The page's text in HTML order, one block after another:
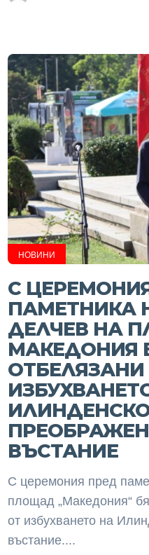
НОВИНИ
С
ПАМЕТНИКА
ДЕЛЧЕВ НА
МАКЕДОНИЯ
ОТБЕЛЯЗАНИ
ВЪСТАНИЕ
С церемония пред
площад „Македония“
от избухването на
въстание....